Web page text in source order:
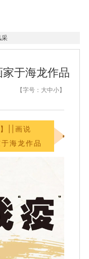
采
家于海龙作品
【字号： 大中小】
】||画说
海龙作品